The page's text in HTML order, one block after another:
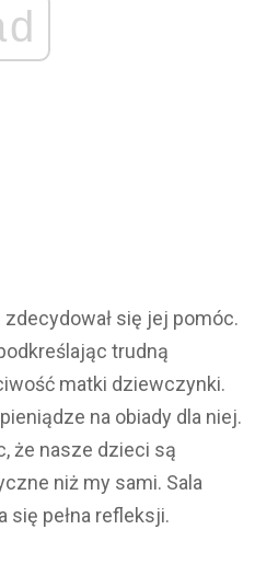
się jej pomóc.
trudną
matki dziewczynki.
na obiady dla niej.
że nasze dzieci są
niż my sami. Sala
się pełna refleksji.